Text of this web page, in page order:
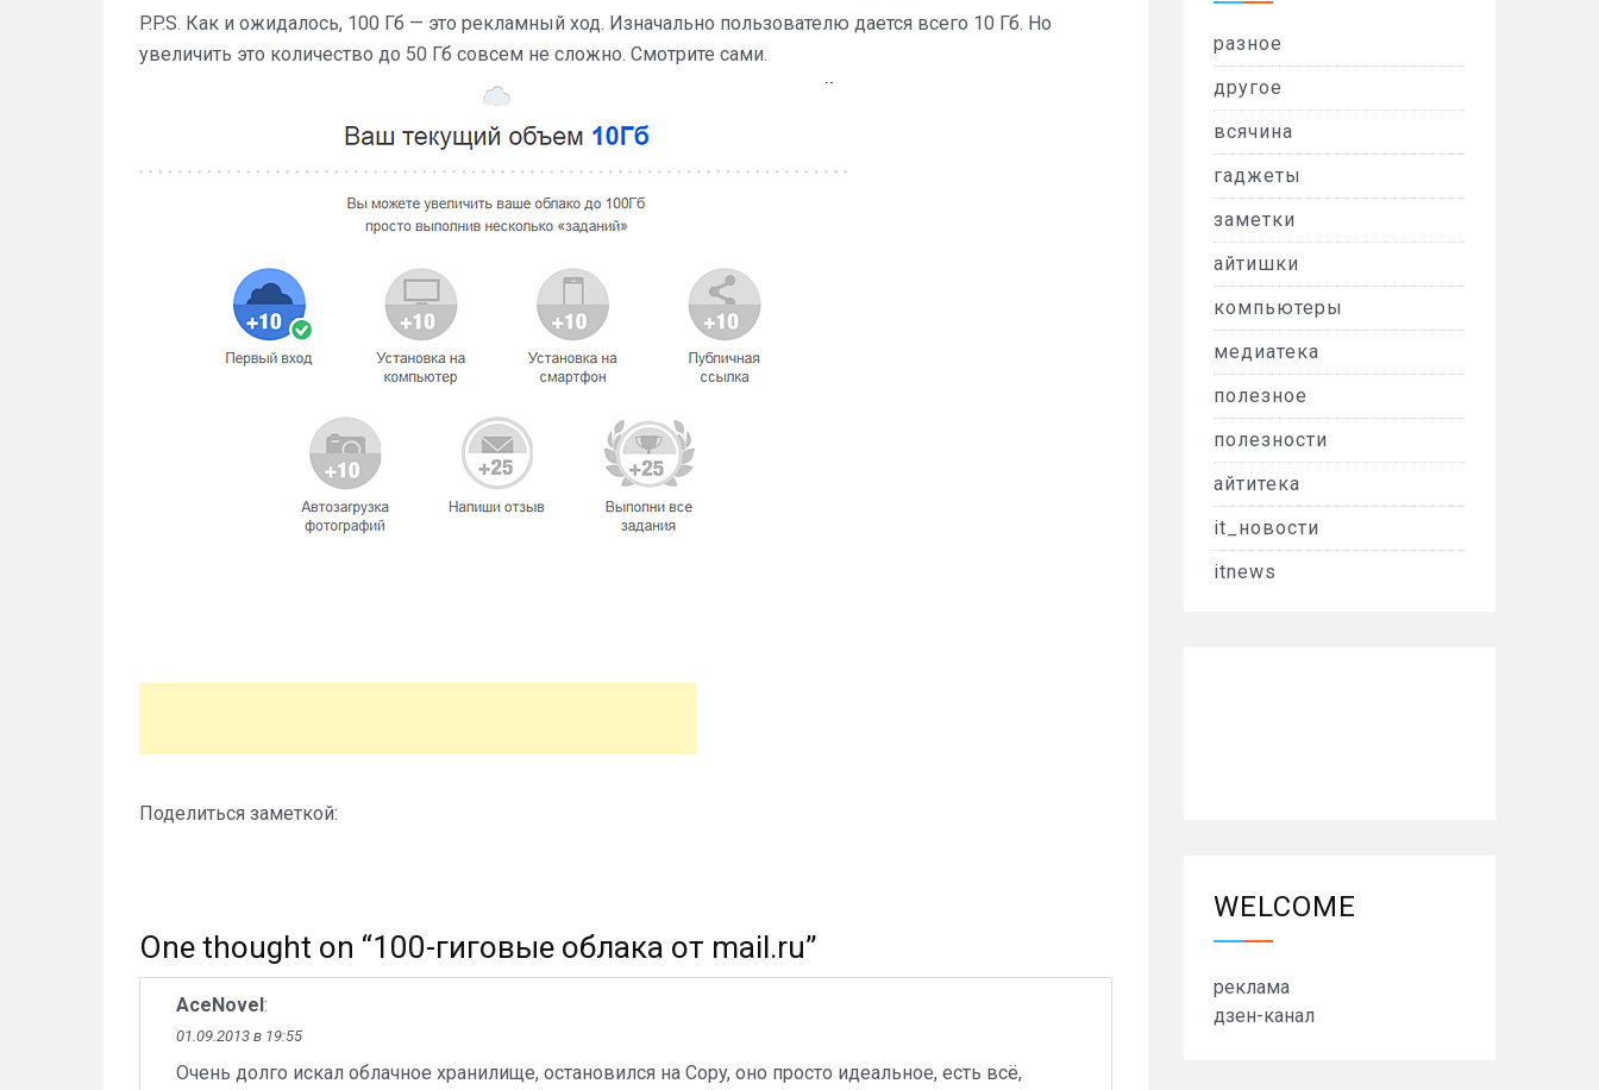
P.P.S. Как и ожидалось, 100 Гб — это рекламный ход. Изначально пользователю дается всего 10 Гб. Но
увеличить это количество до 50 Гб совсем не сложно. Смотрите сами.
Поделиться заметкой:
One thought on “100-гиговые облака от mail.ru”
AceNovel:
01.09.2013 в 19:55
Очень долго искал облачное хранилище, остановился на Copy, оно просто идеальное, есть всё,
разное
другое
всячина
гаджеты
заметки
айтишки
компьютеры
медиатека
полезное
полезности
айтитека
it_новости
itnews
WELCOME
реклама
дзен-канал